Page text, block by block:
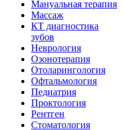
Мануальная терапия
Массаж
КТ диагностика
зубов
Неврология
Озонотерапия
Отоларингология
Офтальмология
Педиатрия
Проктология
Рентген
Стоматология